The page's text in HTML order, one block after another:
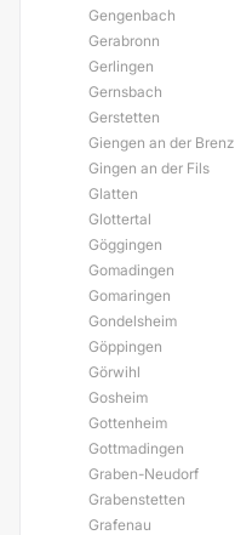
Gengenbach
Gerabronn
Gerlingen
Gernsbach
Gerstetten
Giengen an der Brenz
Gingen an der Fils
Glatten
Glottertal
Göggingen
Gomadingen
Gomaringen
Gondelsheim
Göppingen
Görwihl
Gosheim
Gottenheim
Gottmadingen
Graben-Neudorf
Grabenstetten
Grafenau